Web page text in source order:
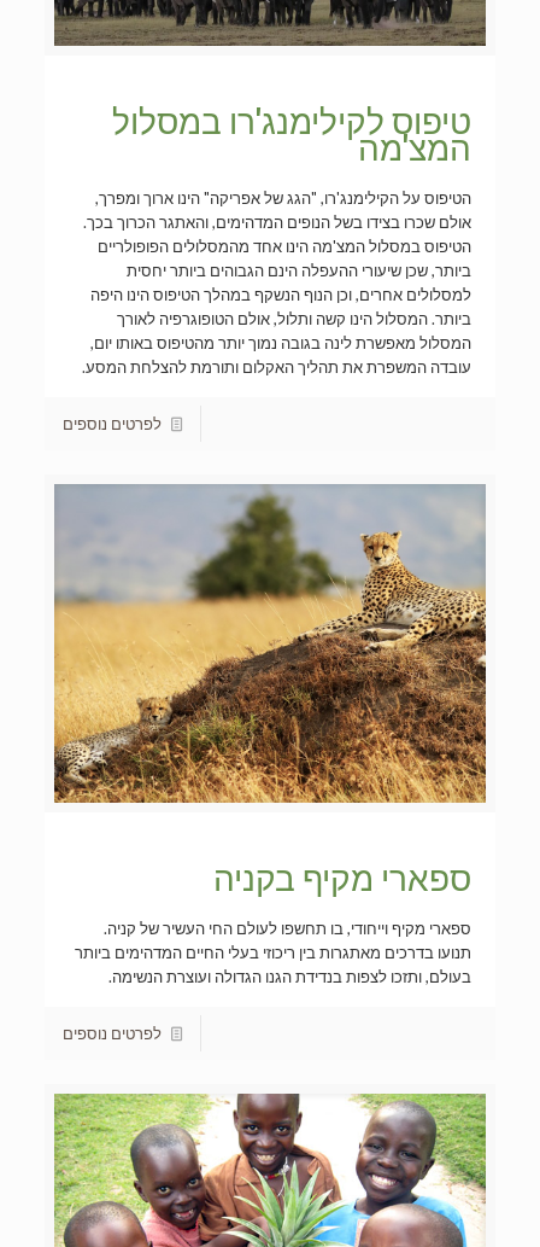
טיפוס לקילימנג'רו במסלול
המצ'מה
הטיפוס על הקילימנג'רו, "הגג של אפריקה" הינו ארוך ומפרך,
אולם שכרו בצידו בשל הנופים המדהימים, והאתגר הכרוך בכך.
הטיפוס במסלול המצ'מה הינו אחד מהמסלולים הפופולריים
ביותר, שכן שיעורי ההעפלה הינם הגבוהים ביותר יחסית
למסלולים אחרים, וכן הנוף הנשקף במהלך הטיפוס הינו היפה
ביותר. המסלול הינו קשה ותלול, אולם הטופוגרפיה לאורך
המסלול מאפשרת לינה בגובה נמוך יותר מהטיפוס באותו יום,
עובדה המשפרת את תהליך האקלום ותורמת להצלחת המסע.
לפרטים נוספים
ספארי מקיף בקניה
ספארי מקיף וייחודי, בו תחשפו לעולם החי העשיר של קניה.
תנועו בדרכים מאתגרות בין ריכוזי בעלי החיים המדהימים ביותר
בעולם, ותזכו לצפות בנדידת הגנו הגדולה ועוצרת הנשימה.
לפרטים נוספים